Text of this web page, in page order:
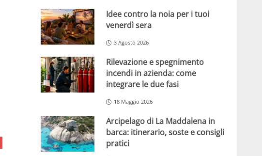
Idee contro la noia per i tuoi
venerdì sera
3 Agosto 2026
Rilevazione e spegnimento
incendi in azienda: come
integrare le due fasi
18 Maggio 2026
Arcipelago di La Maddalena in
barca: itinerario, soste e consigli
pratici